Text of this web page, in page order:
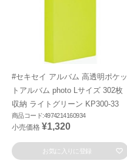
#セキセイ アルバム 高透明ポケッ
トアルバム photo Lサイズ 302枚
収納 ライトグリーン KP300-33
商品コード:4974214160934
小売価格 ¥1,320
お気に入りに登録